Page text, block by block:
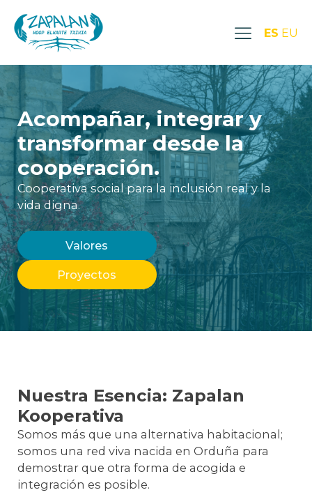
ES EU
Acompañar, integrar y
transformar desde la
cooperación.
Cooperativa social para la inclusión real y la
vida digna.
Valores
Proyectos
Nuestra Esencia: Zapalan
Kooperativa
Somos más que una alternativa habitacional;
somos una red viva nacida en Orduña para
demostrar que otra forma de acogida e
integración es posible.